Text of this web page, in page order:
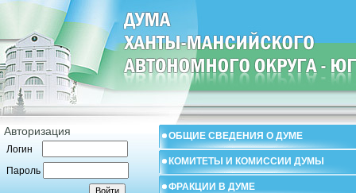
Авторизация
Логин
Пароль
ОБЩИЕ СВЕДЕНИЯ О ДУМЕ
КОМИТЕТЫ И КОМИССИИ ДУМЫ
ФРАКЦИИ В ДУМЕ